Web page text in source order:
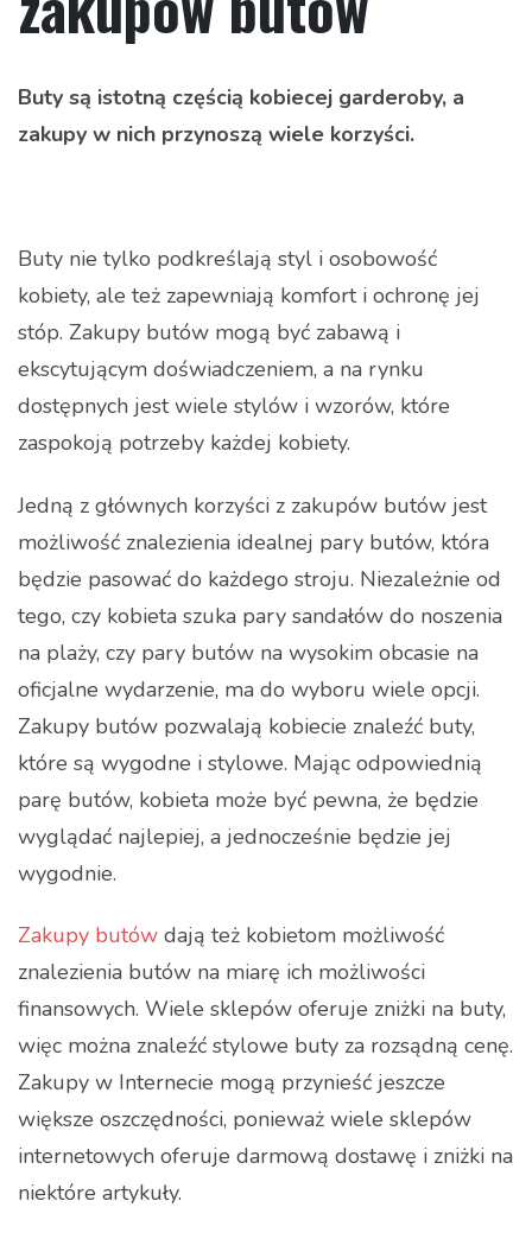
Buty są istotną częścią kobiecej garderoby, a
zakupy w nich przynoszą wiele korzyści.
Buty nie tylko podkreślają styl i osobowość
kobiety, ale też zapewniają komfort i ochronę jej
stóp. Zakupy butów mogą być zabawą i
ekscytującym doświadczeniem, a na rynku
dostępnych jest wiele stylów i wzorów, które
zaspokoją potrzeby każdej kobiety.
Jedną z głównych korzyści z zakupów butów jest
możliwość znalezienia idealnej pary butów, która
będzie pasować do każdego stroju. Niezależnie od
tego, czy kobieta szuka pary sandałów do noszenia
na plaży, czy pary butów na wysokim obcasie na
oficjalne wydarzenie, ma do wyboru wiele opcji.
Zakupy butów pozwalają kobiecie znaleźć buty,
które są wygodne i stylowe. Mając odpowiednią
parę butów, kobieta może być pewna, że będzie
wyglądać najlepiej, a jednocześnie będzie jej
wygodnie.
Zakupy butów dają też kobietom możliwość
znalezienia butów na miarę ich możliwości
finansowych. Wiele sklepów oferuje zniżki na buty,
więc można znaleźć stylowe buty za rozsądną cenę.
Zakupy w Internecie mogą przynieść jeszcze
większe oszczędności, ponieważ wiele sklepów
internetowych oferuje darmową dostawę i zniżki na
niektóre artykuły.